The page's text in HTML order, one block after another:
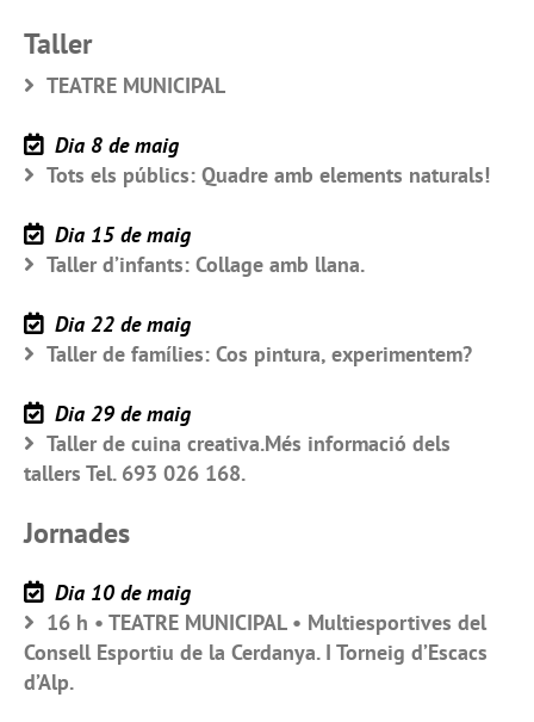
Taller
TEATRE MUNICIPAL
Dia 8 de maig
Tots els públics: Quadre amb elements naturals!
Dia 15 de maig
Taller d’infants: Collage amb llana.
Dia 22 de maig
Taller de famílies: Cos pintura, experimentem?
Dia 29 de maig
Taller de cuina creativa.Més informació dels
tallers Tel. 693 026 168.
Jornades
Dia 10 de maig
16 h • TEATRE MUNICIPAL • Multiesportives del
Consell Esportiu de la Cerdanya. I Torneig d’Escacs
d’Alp.